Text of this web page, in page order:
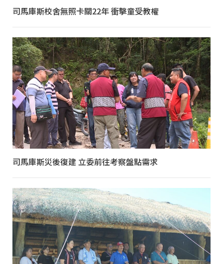
司馬庫斯校舍無照卡關22年 衝擊童受教權
司馬庫斯災後復建 立委前往考察盤點需求